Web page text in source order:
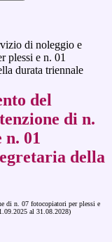
di noleggio e
plessi e n. 01
durata triennale
del
di n.
01
della
di n. 07 fotocopiatori per plessi e
al 31.08.2028)